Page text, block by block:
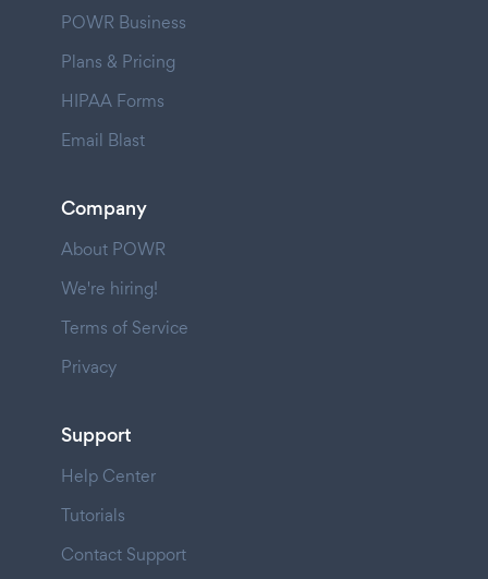
POWR Business
Plans & Pricing
HIPAA Forms
Email Blast
Company
About POWR
We're hiring!
Terms of Service
Privacy
Support
Help Center
Tutorials
Contact Support